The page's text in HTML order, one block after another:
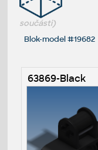
součásti)
Blok-model #19682
63869-Black